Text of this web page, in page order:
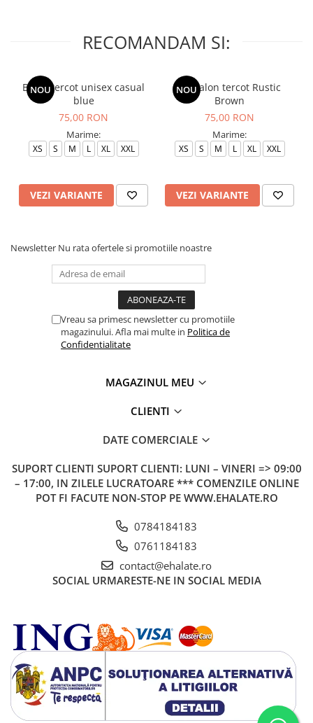
RECOMANDAM SI:
NOU
Bluza tercot unisex casual
blue
75,00 RON
Marime:
XS S M L XL XXL
VEZI VARIANTE
NOU
Pantalon tercot Rustic
Brown
75,00 RON
Marime:
XS S M L XL XXL
VEZI VARIANTE
Newsletter Nu rata ofertele si promotiile noastre
Vreau sa primesc newsletter cu promotiile
magazinului. Afla mai multe in Politica de
Confidentialitate
MAGAZINUL MEU
CLIENTI
DATE COMERCIALE
SUPORT CLIENTI SUPORT CLIENTI: LUNI – VINERI => 09:00
– 17:00, IN ZILELE LUCRATOARE *** COMENZILE ONLINE
POT FI FACUTE NON-STOP PE WWW.EHALATE.RO
0784184183
0761184183
contact@ehalate.ro
SOCIAL URMARESTE-NE IN SOCIAL MEDIA